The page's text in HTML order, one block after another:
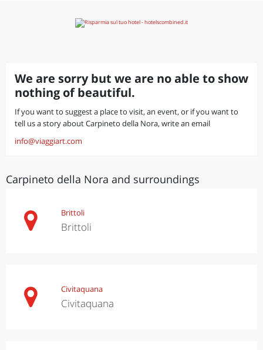
We are sorry but we are no able to show
nothing of beautiful.
If you want to suggest a place to visit, an event, or if you want to
tell us a story about Carpineto della Nora, write an email
info@viaggiart.com
Carpineto della Nora and surroundings
Brittoli
Brittoli
Civitaquana
Civitaquana